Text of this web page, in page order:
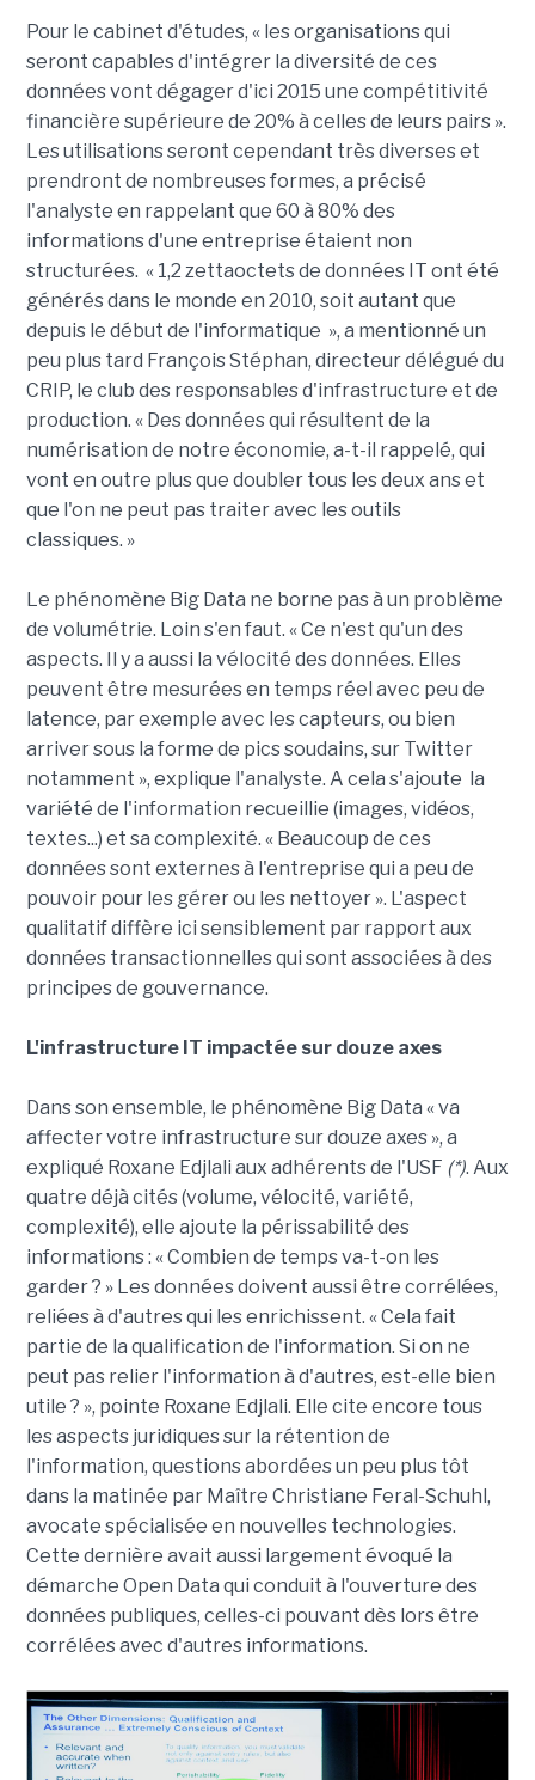
Pour le cabinet d'études, « les organisations qui
seront capables d'intégrer la diversité de ces
données vont dégager d'ici 2015 une compétitivité
financière supérieure de 20% à celles de leurs pairs ».
Les utilisations seront cependant très diverses et
prendront de nombreuses formes, a précisé
l'analyste en rappelant que 60 à 80% des
informations d'une entreprise étaient non
structurées. « 1,2 zettaoctets de données IT ont été
générés dans le monde en 2010, soit autant que
depuis le début de l'informatique », a mentionné un
peu plus tard François Stéphan, directeur délégué du
CRIP, le club des responsables d'infrastructure et de
production. « Des données qui résultent de la
numérisation de notre économie, a-t-il rappelé, qui
vont en outre plus que doubler tous les deux ans et
que l'on ne peut pas traiter avec les outils
classiques. »
Le phénomène Big Data ne borne pas à un problème
de volumétrie. Loin s'en faut. « Ce n'est qu'un des
aspects. Il y a aussi la vélocité des données. Elles
peuvent être mesurées en temps réel avec peu de
latence, par exemple avec les capteurs, ou bien
arriver sous la forme de pics soudains, sur Twitter
notamment », explique l'analyste. A cela s'ajoute la
variété de l'information recueillie (images, vidéos,
textes...) et sa complexité. « Beaucoup de ces
données sont externes à l'entreprise qui a peu de
pouvoir pour les gérer ou les nettoyer ». L'aspect
qualitatif diffère ici sensiblement par rapport aux
données transactionnelles qui sont associées à des
principes de gouvernance.
L'infrastructure IT impactée sur douze axes
Dans son ensemble, le phénomène Big Data « va
affecter votre infrastructure sur douze axes », a
expliqué Roxane Edjlali aux adhérents de l'USF (*). Aux
quatre déjà cités (volume, vélocité, variété,
complexité), elle ajoute la périssabilité des
informations : « Combien de temps va-t-on les
garder ? » Les données doivent aussi être corrélées,
reliées à d'autres qui les enrichissent. « Cela fait
partie de la qualification de l'information. Si on ne
peut pas relier l'information à d'autres, est-elle bien
utile ? », pointe Roxane Edjlali. Elle cite encore tous
les aspects juridiques sur la rétention de
l'information, questions abordées un peu plus tôt
dans la matinée par Maître Christiane Feral-Schuhl,
avocate spécialisée en nouvelles technologies.
Cette dernière avait aussi largement évoqué la
démarche Open Data qui conduit à l'ouverture des
données publiques, celles-ci pouvant dès lors être
corrélées avec d'autres informations.